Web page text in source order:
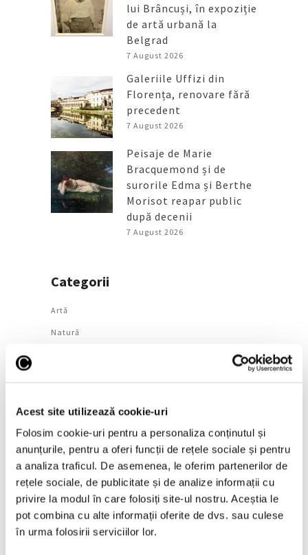
Acest site utilizează cookie-uri
Folosim cookie-uri pentru a personaliza conținutul și
anunțurile, pentru a oferi funcții de rețele sociale și pentru
a analiza traficul. De asemenea, le oferim partenerilor de
rețele sociale, de publicitate și de analize informații cu
privire la modul în care folosiți site-ul nostru. Aceștia le
pot combina cu alte informații oferite de dvs. sau culese
în urma folosirii serviciilor lor.
lui Brâncuși, în expoziție
de artă urbană la
Belgrad
7 August 2026
Galeriile Uffizi din
Florența, renovare fără
precedent
7 August 2026
Peisaje de Marie
Bracquemond și de
surorile Edma și Berthe
Morisot reapar public
după decenii
7 August 2026
Categorii
Artǎ
Natură
Arhivă
August 2026
Iulie 2026